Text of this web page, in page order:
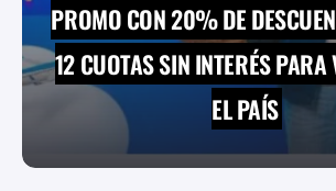
PROMO CON 20% DE
12 CUOTAS SIN INTERÉS
EL PAÍS